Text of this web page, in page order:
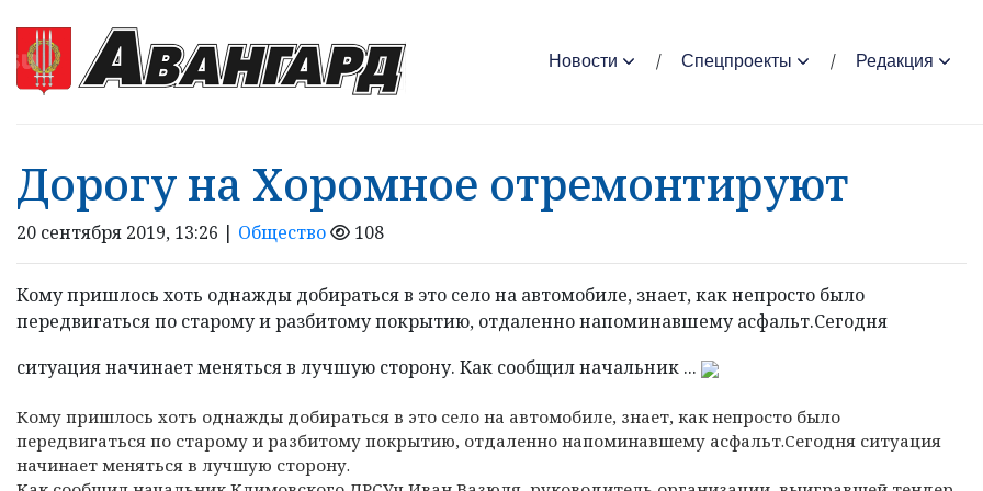
Новости Спецпроекты Редакция
Дорогу на Хоромное отремонтируют
20 сентября 2019, 13:26 | Общество 108
Кому пришлось хоть однажды добираться в это село на автомобиле, знает, как непросто было
передвигаться по старому и разбитому покрытию, отдаленно напоминавшему асфальт.Сегодня
ситуация начинает меняться в лучшую сторону. Как сообщил начальник ...
Кому пришлось хоть однажды добираться в это село на автомобиле, знает, как непросто было
передвигаться по старому и разбитому покрытию, отдаленно напоминавшему асфальт.Сегодня ситуация
начинает меняться в лучшую сторону.